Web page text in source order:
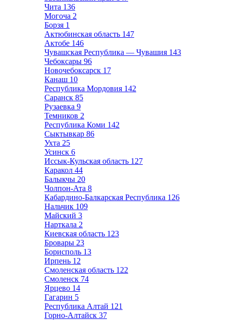
Чита 136
Могоча 2
Борзя 1
Актюбинская область 147
Актобе 146
Чувашская Республика — Чувашия 143
Чебоксары 96
Новочебоксарск 17
Канаш 10
Республика Мордовия 142
Саранск 85
Рузаевка 9
Темников 2
Республика Коми 142
Сыктывкар 86
Ухта 25
Усинск 6
Иссык-Кульская область 127
Каракол 44
Балыкчы 20
Чолпон-Ата 8
Кабардино-Балкарская Республика 126
Нальчик 109
Майский 3
Нарткала 2
Киевская область 123
Бровары 23
Борисполь 13
Ирпень 12
Смоленская область 122
Смоленск 74
Ярцево 14
Гагарин 5
Республика Алтай 121
Горно-Алтайск 37